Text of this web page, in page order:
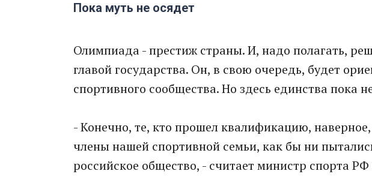
Пока муть не осядет
Олимпиада - престиж страны. И, надо полагать,
главой государства. Он, в свою очередь, будет
спортивного сообщества. Но здесь единства пока
- Конечно, те, кто прошел квалификацию,
члены нашей спортивной семьи, как бы ни
российское общество, - считает министр спорта